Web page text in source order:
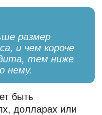
размер
и чем короче
тем ниже
нему.
быть
долларах или